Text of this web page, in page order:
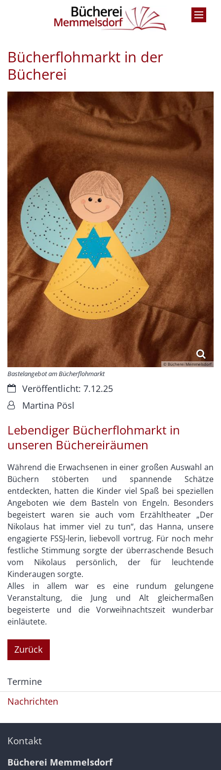
Zum Inhalt springen
Bücherflohmarkt in der
Bücherei
© Bücherei Memmelsdorf
Bastelangebot am Bücherflohmarkt
Datum:Veröffentlicht: 7.12.25
Von:Martina Pösl
Lebendiger Bücherflohmarkt in
unseren Büchereiräumen
Während die Erwachsenen in einer großen Auswahl an
Büchern stöberten und spannende Schätze
entdeckten, hatten die Kinder viel Spaß bei speziellen
Angeboten wie dem Basteln von Engeln. Besonders
begeistert waren sie auch vom Erzähltheater „Der
Nikolaus hat immer viel zu tun“, das Hanna, unsere
engagierte FSSJ-lerin, liebevoll vortrug. Für noch mehr
festliche Stimmung sorgte der überraschende Besuch
vom Nikolaus persönlich, der für leuchtende
Kinderaugen sorgte.
Alles in allem war es eine rundum gelungene
Veranstaltung, die Jung und Alt gleichermaßen
begeisterte und die Vorweihnachtszeit wunderbar
einläutete.
Zurück
Termine
Nachrichten
Kontakt
Bücherei Memmelsdorf